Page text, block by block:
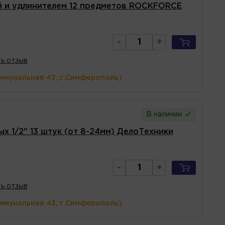
удлинителем 12 предметов ROCKFORCE
- +
отзыв
43, г.Симферополь)
В наличии
1/2" 13 штук (от 8-24мм) ДелоТехники
- +
отзыв
43, г.Симферополь)